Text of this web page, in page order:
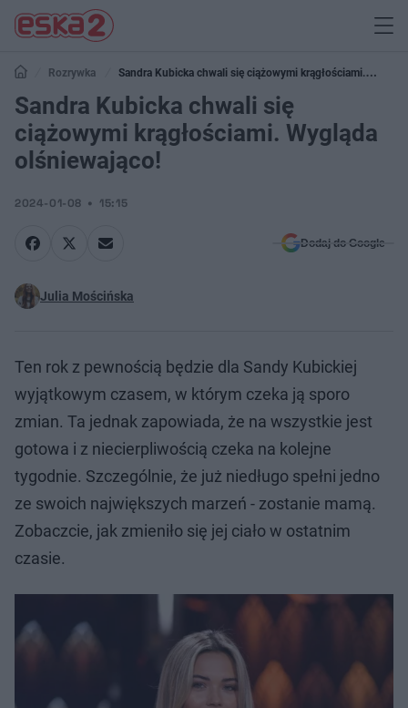
Rozrywka
Sandra Kubicka chwali się ciążowymi krągłościami.
Wygląda olśniewająco!
Sandra Kubicka chwali się
ciążowymi krągłościami. Wygląda
olśniewająco!
2024-01-08 15:15
Dodaj do Google
Julia Mościńska
Ten rok z pewnością będzie dla Sandy Kubickiej
wyjątkowym czasem, w którym czeka ją sporo
zmian. Ta jednak zapowiada, że na wszystkie jest
gotowa i z niecierpliwością czeka na kolejne
tygodnie. Szczególnie, że już niedługo spełni jedno
ze swoich największych marzeń - zostanie mamą.
Zobaczcie, jak zmieniło się jej ciało w ostatnim
czasie.